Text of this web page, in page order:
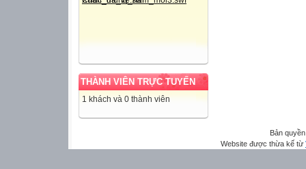
THÀNH VIÊN TRỰC TUYẾN
1 khách và 0 thành viên
Bản
Website được thừa kế từ